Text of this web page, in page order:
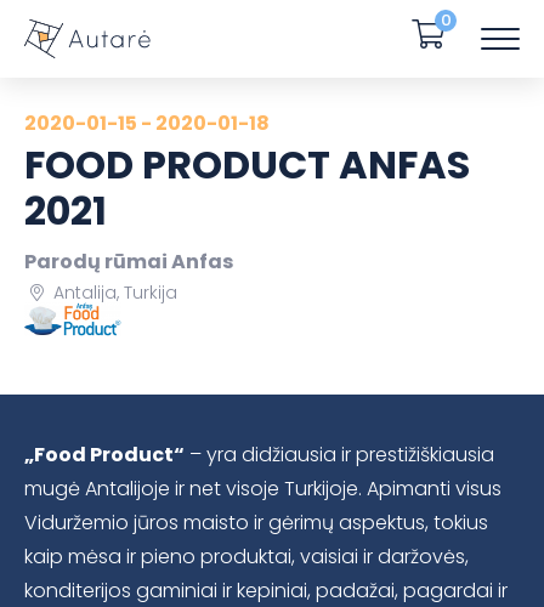
0
2020-01-15 - 2020-01-18
FOOD PRODUCT ANFAS
2021
Parodų rūmai Anfas
Antalija, Turkija
„Food Product“ – yra didžiausia ir prestižiškiausia
mugė Antalijoje ir net visoje Turkijoje. Apimanti visus
Viduržemio jūros maisto ir gėrimų aspektus, tokius
kaip mėsa ir pieno produktai, vaisiai ir daržovės,
konditerijos gaminiai ir kepiniai, padažai, pagardai ir